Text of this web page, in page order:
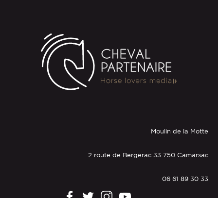
Moulin de la Motte
2 route de Bergerac 33 750 Camarsac
06 61 89 30 33